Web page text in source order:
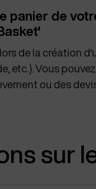
panier de
de la création
etc.). Vous
ou des
sur